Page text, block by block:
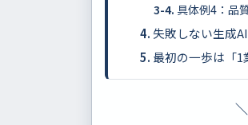
具体例4：品
失敗しない生成
最初の一歩は「